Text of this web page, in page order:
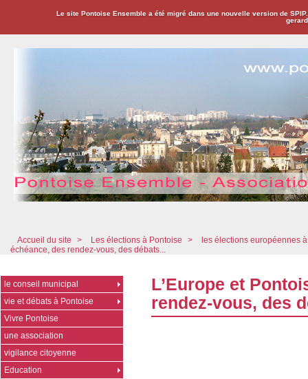
Le site Pontoise Ensemble a été migré dans une nouvelle version de
Accueil du site > Les élections à Pontoise >
les élections européennes
échéance, des rendez-vous, des débats...
L’Europe et
rendez-vous, des
le conseil municipal
vie et débats à Pontoise
Vivre Pontoise
une association
vigilance citoyenne
Education